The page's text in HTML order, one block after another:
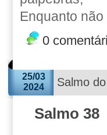
Enquanto não
0
25/03
2024
Salmo
Salmo 38